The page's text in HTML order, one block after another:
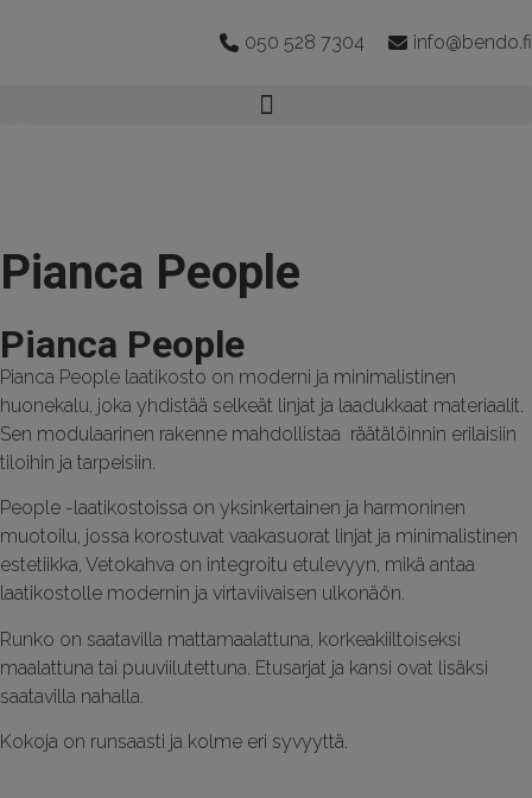
050 528 7304 info@bendo.fi
Pianca People
Pianca People
Pianca People laatikosto on moderni ja minimalistinen
huonekalu, joka yhdistää selkeät linjat ja laadukkaat materiaalit.
Sen modulaarinen rakenne mahdollistaa räätälöinnin erilaisiin
tiloihin ja tarpeisiin.
People -laatikostoissa on yksinkertainen ja harmoninen
muotoilu, jossa korostuvat vaakasuorat linjat ja minimalistinen
estetiikka, Vetokahva on integroitu etulevyyn, mikä antaa
laatikostolle modernin ja virtaviivaisen ulkonäön.
Runko on saatavilla mattamaalattuna, korkeakiiltoiseksi
maalattuna tai puuviilutettuna. Etusarjat ja kansi ovat lisäksi
saatavilla nahalla.
Kokoja on runsaasti ja kolme eri syvyyttä.